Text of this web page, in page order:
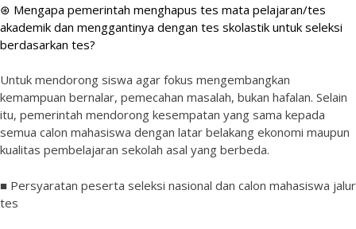
⊛ Mengapa pemerintah menghapus tes mata pelajaran/tes
akademik dan menggantinya dengan tes skolastik untuk seleksi
berdasarkan tes?
Untuk mendorong siswa agar fokus mengembangkan
kemampuan bernalar, pemecahan masalah, bukan hafalan. Selain
itu, pemerintah mendorong kesempatan yang sama kepada
semua calon mahasiswa dengan latar belakang ekonomi maupun
kualitas pembelajaran sekolah asal yang berbeda.
■ Persyaratan peserta seleksi nasional dan calon mahasiswa jalur
tes